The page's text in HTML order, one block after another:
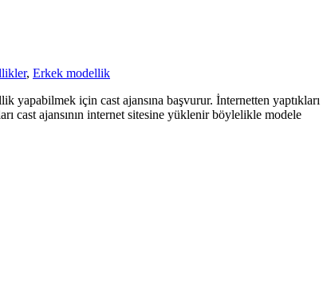
, Erkek modellik
için cast ajansına başvurur. İnternetten yaptıkları
cast ajansının internet sitesine yüklenir böylelikle modele